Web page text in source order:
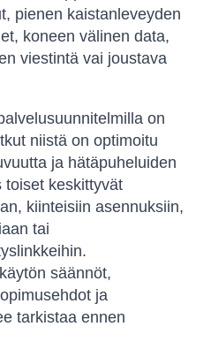
pienen kaistanleveyden
koneen välinen data,
viestintä vai joustava
on
niistä on optimoitu
ja hätäpuheluiden
toiset keskittyvät
kiinteisiin asennuksiin,
tai
säännöt,
ja
tarkistaa ennen